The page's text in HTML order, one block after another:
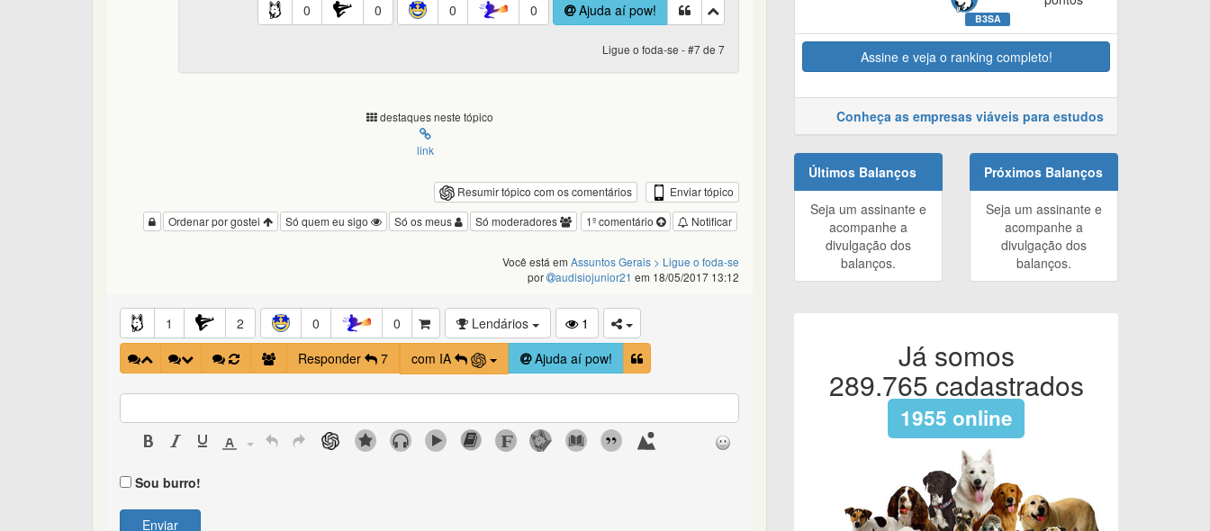
0 0 0 0 Ajuda aí pow!
Ligue o foda-se - #7 de 7
destaques neste tópico
link
Resumir tópico com os comentários
Enviar tópico
Notificar
1º comentário
Só moderadores
Só os meus
Só quem eu sigo
Ordenar por gostei
Você está em Assuntos Gerais > Ligue o foda-se
por
audisiojunior21 em 18/05/2017 13:12
1 2 0 0 Lendários
1
Responder
7 com IA Ajuda aí pow!
Sou burro!
Enviar
B3SA
Assine e veja o ranking completo!
Conheça as empresas viáveis para estudos
Últimos Balanços
Seja um assinante e
acompanhe a
divulgação dos
balanços.
Próximos Balanços
Seja um assinante e
acompanhe a
divulgação dos
balanços.
Já somos
289.765 cadastrados
1955 online